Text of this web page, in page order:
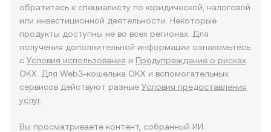
обратитесь к специалисту по юридической, налоговой
или инвестиционной деятельности. Некоторые
продукты доступны не во всех регионах. Для
получения дополнительной информации ознакомьтесь
с Условия использования и Предупреждение о рисках
OKX. Для Web3-кошелька OKX и вспомогательных
сервисов действуют разные Условия предоставления
услуг.
Вы просматриваете контент, собранный ИИ.